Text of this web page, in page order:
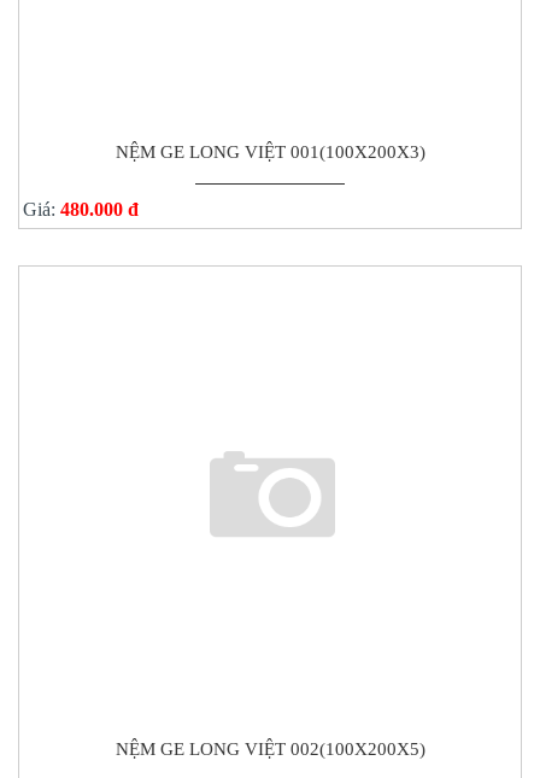
NỆM GE LONG VIỆT 001(100X200X3)
Giá: 480.000 đ
NỆM GE LONG VIỆT 002(100X200X5)